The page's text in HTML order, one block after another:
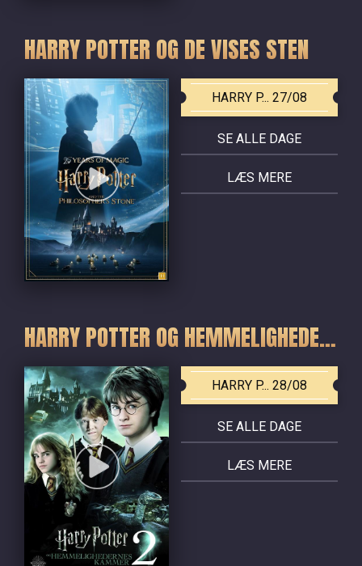
HARRY POTTER OG DE VISES STEN
HARRY P... 27/08
SE ALLE DAGE
LÆS MERE
HARRY POTTER OG HEMMELIGHEDERNES KAMMER
HARRY P... 28/08
SE ALLE DAGE
LÆS MERE